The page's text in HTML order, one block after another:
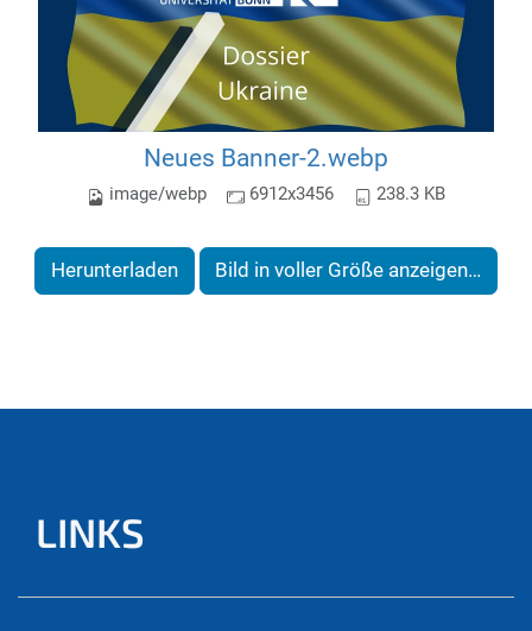
Neues Banner-2.webp
image/webp 6912x3456 238.3 KB
Herunterladen Bild in voller Größe anzeigen…
LINKS